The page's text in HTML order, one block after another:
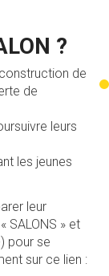
?
de
de
leurs
les jeunes
leur
SALONS » et
pour se
sur ce lien :